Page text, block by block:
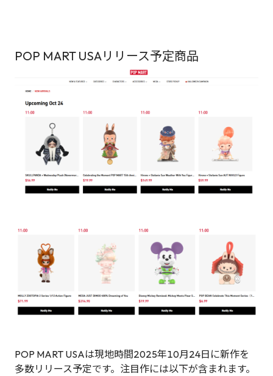
POP MART USAリリース予定商品
POP MART USAは現地時間2025年10月24日に新作を
多数リリース予定です。注目作には以下が含まれます。